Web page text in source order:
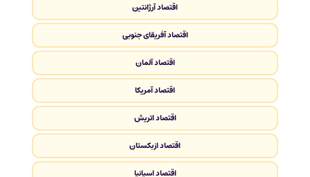
اقتصاد آرژانتین
اقتصاد آفریقای جنوبی
اقتصاد آلمان
اقتصاد آمریکا
اقتصاد اتریش
اقتصاد ازبکستان
اقتصاد اسپانیا